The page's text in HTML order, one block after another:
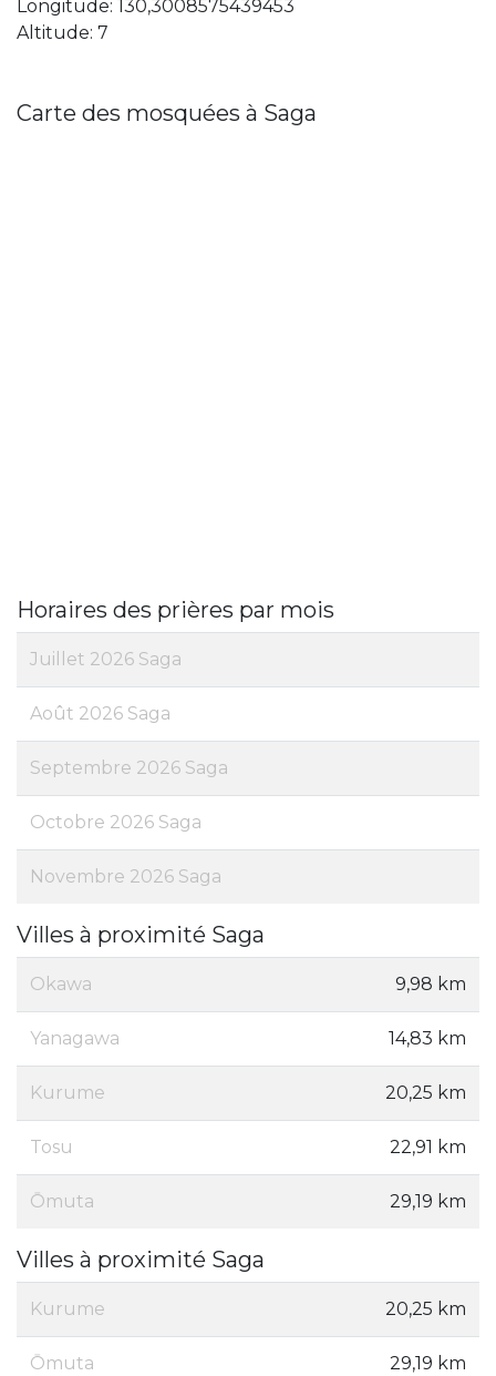
Longitude: 130,3008575439453
Altitude: 7
Carte des mosquées à Saga
Horaires des prières par mois
Juillet 2026 Saga
Août 2026 Saga
Septembre 2026 Saga
Octobre 2026 Saga
Novembre 2026 Saga
Villes à proximité Saga
Okawa 9,98 km
Yanagawa 14,83 km
Kurume 20,25 km
Tosu 22,91 km
Ōmuta 29,19 km
Villes à proximité Saga
Kurume 20,25 km
Ōmuta 29,19 km